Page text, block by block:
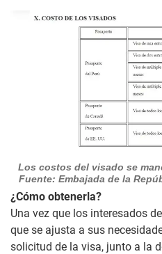
Los costos del visado se
Fuente: Embajada de la
¿Cómo obtenerla?
Una vez que los interesados
que se ajusta a sus
solicitud de la visa, junto a la